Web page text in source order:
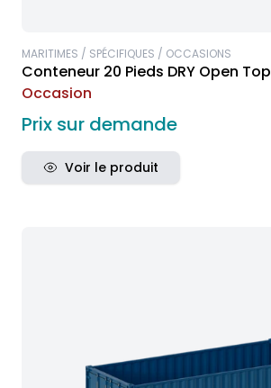
MARITIMES / SPÉCIFIQUES / OCCASIONS
Conteneur 20 Pieds DRY Open Top
Occasion
Prix sur demande
Voir le produit